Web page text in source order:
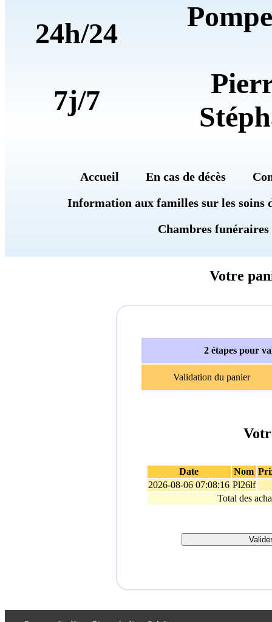
24h/24
7j/7
Accueil En cas de décès
Information aux familles sur les soins
Chambres funéraires
Votre
2 étapes pour
Validation du panier
Date Nom
2026-08-06 07:08:16 Pl26lf
Total des